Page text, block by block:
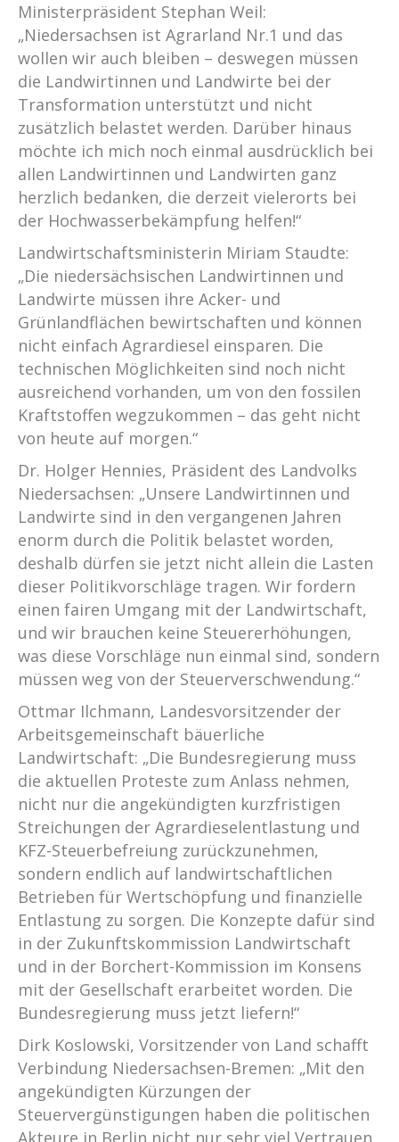
Ministerpräsident Stephan Weil:
„Niedersachsen ist Agrarland Nr.1 und das
wollen wir auch bleiben – deswegen müssen
die Landwirtinnen und Landwirte bei der
Transformation unterstützt und nicht
zusätzlich belastet werden. Darüber hinaus
möchte ich mich noch einmal ausdrücklich bei
allen Landwirtinnen und Landwirten ganz
herzlich bedanken, die derzeit vielerorts bei
der Hochwasserbekämpfung helfen!“
Landwirtschaftsministerin Miriam Staudte:
„Die niedersächsischen Landwirtinnen und
Landwirte müssen ihre Acker- und
Grünlandflächen bewirtschaften und können
nicht einfach Agrardiesel einsparen. Die
technischen Möglichkeiten sind noch nicht
ausreichend vorhanden, um von den fossilen
Kraftstoffen wegzukommen – das geht nicht
von heute auf morgen.“
Dr. Holger Hennies, Präsident des Landvolks
Niedersachsen: „Unsere Landwirtinnen und
Landwirte sind in den vergangenen Jahren
enorm durch die Politik belastet worden,
deshalb dürfen sie jetzt nicht allein die Lasten
dieser Politikvorschläge tragen. Wir fordern
einen fairen Umgang mit der Landwirtschaft,
und wir brauchen keine Steuererhöhungen,
was diese Vorschläge nun einmal sind, sondern
müssen weg von der Steuerverschwendung.“
Ottmar Ilchmann, Landesvorsitzender der
Arbeitsgemeinschaft bäuerliche
Landwirtschaft: „Die Bundesregierung muss
die aktuellen Proteste zum Anlass nehmen,
nicht nur die angekündigten kurzfristigen
Streichungen der Agrardieselentlastung und
KFZ-Steuerbefreiung zurückzunehmen,
sondern endlich auf landwirtschaftlichen
Betrieben für Wertschöpfung und finanzielle
Entlastung zu sorgen. Die Konzepte dafür sind
in der Zukunftskommission Landwirtschaft
und in der Borchert-Kommission im Konsens
mit der Gesellschaft erarbeitet worden. Die
Bundesregierung muss jetzt liefern!“
Dirk Koslowski, Vorsitzender von Land schafft
Verbindung Niedersachsen-Bremen: „Mit den
angekündigten Kürzungen der
Steuervergünstigungen haben die politischen
Akteure in Berlin nicht nur sehr viel Vertrauen